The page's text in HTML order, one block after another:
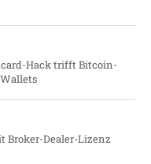
Hack trifft Bitcoin-
Dealer-Lizenz